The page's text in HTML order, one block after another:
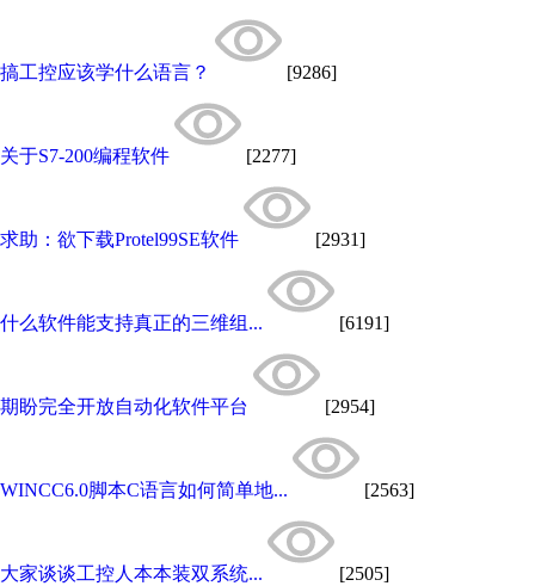
搞工控应该学什么语言？ [9286]
关于S7-200编程软件 [2277]
求助：欲下载Protel99SE软件 [2931]
什么软件能支持真正的三维组... [6191]
期盼完全开放自动化软件平台 [2954]
WINCC6.0脚本C语言如何简单地... [2563]
大家谈谈工控人本本装双系统... [2505]